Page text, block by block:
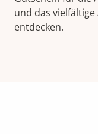
und das
entdecken.